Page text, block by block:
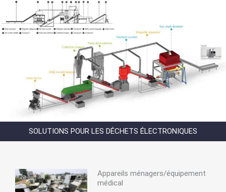
SOLUTIONS POUR LES DÉCHETS ÉLECTRONIQUES
Appareils ménagers/équipement
médical